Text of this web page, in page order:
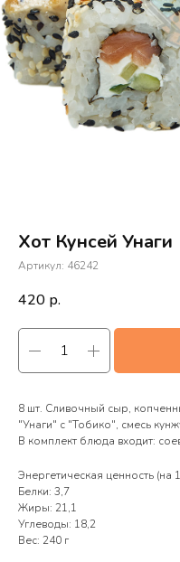
Хот Кунсей Унаги
Артикул: 46242
420 р.
8 шт. Сливочный сыр,
"Унаги" с "Тобико", смесь
В комплект блюда входит:
Энергетическая ценность (на
Белки: 3,7
Жиры: 21,1
Углеводы: 18,2
Вес: 240 г